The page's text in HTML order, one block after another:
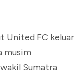
United FC keluar
musim
Sumatra